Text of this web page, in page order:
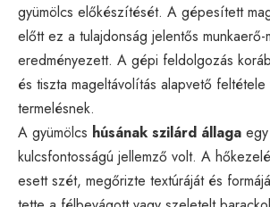
gyümölcs előkészítését. A gépesített
előtt ez a tulajdonság jelentős munkaerő-
eredményezett. A gépi feldolgozás
és tiszta mageltávolítás alapvető
termelésnek.
A gyümölcs húsának szilárd állaga
kulcsfontosságú jellemző volt. A
esett szét, megőrizte textúráját és